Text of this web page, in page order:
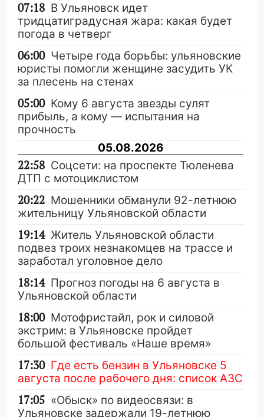
07:18 В Ульяновск идет
тридцатиградусная жара: какая будет
погода в четверг
06:00 Четыре года борьбы: ульяновские
юристы помогли женщине засудить УК
за плесень на стенах
05:00 Кому 6 августа звезды сулят
прибыль, а кому — испытания на
прочность
05.08.2026
22:58 Соцсети: на проспекте Тюленева
ДТП с мотоциклистом
20:22 Мошенники обманули 92-летнюю
жительницу Ульяновской области
19:14 Житель Ульяновской области
подвез троих незнакомцев на трассе и
заработал уголовное дело
18:14 Прогноз погоды на 6 августа в
Ульяновской области
18:00 Мотофристайл, рок и силовой
экстрим: в Ульяновске пройдет
большой фестиваль «Наше время»
17:30 Где есть бензин в Ульяновске 5
августа после рабочего дня: список АЗС
17:05 «Обыск» по видеосвязи: в
Ульяновске задержали 19-летнюю